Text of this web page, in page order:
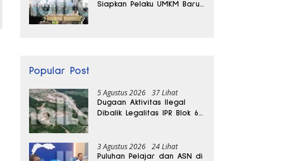
Siapkan Pelaku UMKM Baru
Popular Post
5 Agustus 2026 37 Lihat
Dugaan Aktivitas Ilegal
Dibalik Legalitas IPR Blok 6
3 Agustus 2026 24 Lihat
Puluhan Pelajar dan ASN di